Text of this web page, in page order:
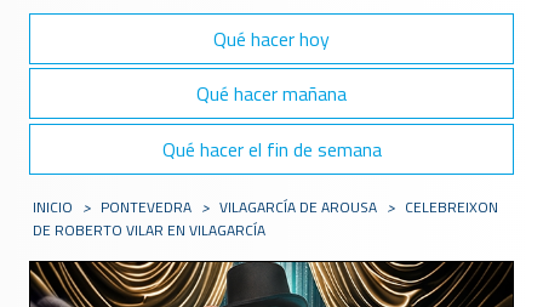
Qué hacer hoy
Qué hacer mañana
Qué hacer el fin de semana
INICIO > PONTEVEDRA > VILAGARCÍ­A DE AROUSA > CELEBREIXON
DE ROBERTO VILAR EN VILAGARCÍA